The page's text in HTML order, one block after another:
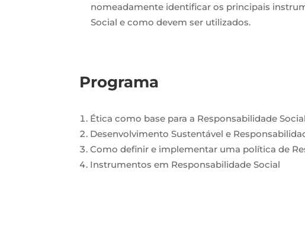
nomeadamente identificar os principais
Social e como devem ser utilizados.
Programa
Ética como base para a Responsabilidade Social
Desenvolvimento Sustentável e
Como definir e implementar uma política de
Instrumentos em Responsabilidade Social